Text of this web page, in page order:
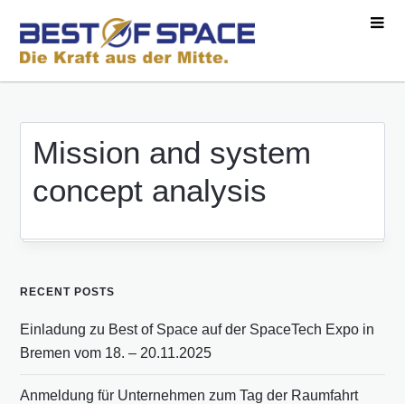
Mission and system
concept analysis
RECENT POSTS
Einladung zu Best of Space auf der SpaceTech Expo in
Bremen vom 18. – 20.11.2025
Anmeldung für Unternehmen zum Tag der Raumfahrt